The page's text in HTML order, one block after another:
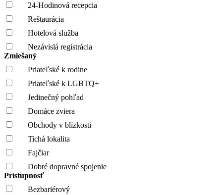
24-Hodinová recepcia
Reštaurácia
Hotelová služba
Nezávislá registrácia
Zmiešaný
Priateľské k rodine
Priateľské k LGBTQ+
Jedinečný pohľad
Domáce zviera
Obchody v blízkosti
Tichá lokalita
Fajčiar
Dobré dopravné spojenie
Prístupnosť
Bezbariérový